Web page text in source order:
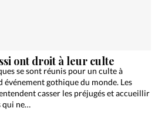
ont droit à leur culte
se sont réunis pour un culte à
événement gothique du monde. Les
casser les préjugés et accueillir
qui ne…